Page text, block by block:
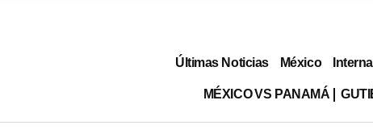
Últimas Noticias México
MÉXICO VS PANAMÁ